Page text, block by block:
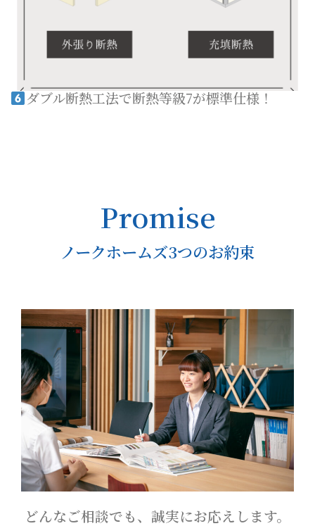
ダブル断熱工法で断熱等級7が標準仕様！
Promise
ノークホームズ3つのお約束
どんなご相談でも、誠実にお応えします。